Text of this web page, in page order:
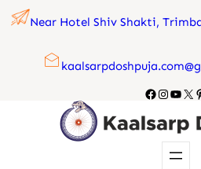
Skip
content
Near Hotel Shiv Shakti,
X